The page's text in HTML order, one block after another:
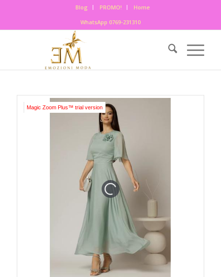
Blog PROMO!
Home
WhatsApp 0769-231310
Magic Zoom Plus™ trial version